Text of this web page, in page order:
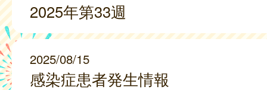
2025年第33週
2025/08/15
感染症患者発生情報